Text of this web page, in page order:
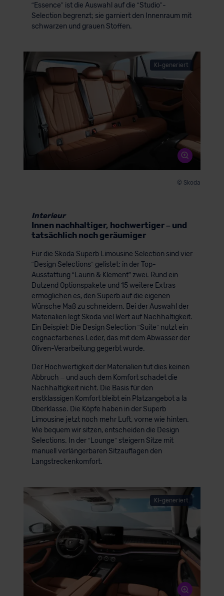
“Essence” ist die Auswahl auf die “Studio”-
Selection begrenzt; sie garniert den Innenraum mit
schwarzen und grauen Stoffen.
KI-generiert
© Skoda
Interieur
Innen nachhaltiger, hochwertiger – und
tatsächlich noch geräumiger
Für die Skoda Superb Limousine Selection sind vier
“Design Selections” gelistet; in der Top-
Ausstattung “Laurin & Klement” zwei. Rund ein
Dutzend Optionspakete und 15 weitere Extras
ermöglichen es, den Superb auf die eigenen
Wünsche Maß zu schneidern. Bei der Auswahl der
Materialien legt Skoda viel Wert auf Nachhaltigkeit.
Ein Beispiel: Die Design Selection “Suite” nutzt ein
cognacfarbenes Leder, das mit dem Abwasser der
Oliven-Verarbeitung gegerbt wurde.
Der Hochwertigkeit der Materialien tut dies keinen
Abbruch – und auch dem Komfort schadet die
Nachhaltigkeit nicht. Die Basis für den
erstklassigen Komfort bleibt ein Platzangebot a la
Oberklasse. Die Köpfe haben in der Superb
Limousine jetzt noch mehr Luft, vorne wie hinten.
Wie bequem wir sitzen, entscheiden die Design
Selections. In der “Lounge” steigern Sitze mit
manuell verlängerbaren Sitzauflagen den
Langstreckenkomfort.
KI-generiert